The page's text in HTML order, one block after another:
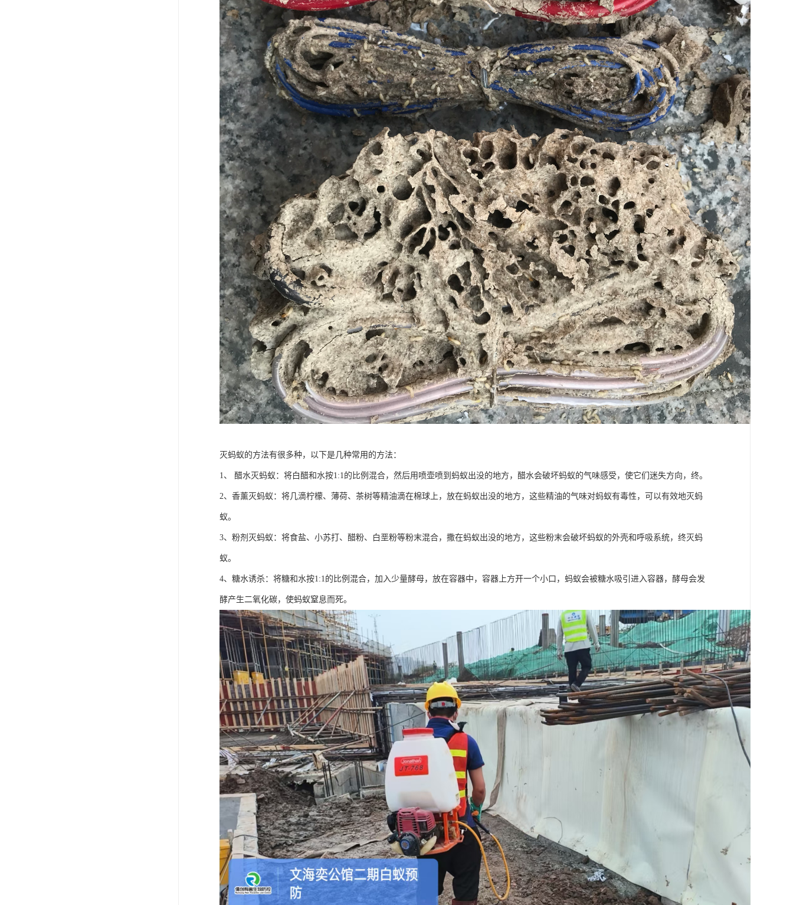
灭蚂蚁的方法有很多种，以下是几种常用的方法：
1、 醋水灭蚂蚁：将白醋和水按1:1的比例混合，然后用喷壶喷到蚂蚁出没的地方，醋水会破坏蚂蚁的气味感受，使它们迷失方向，终。
2、香薰灭蚂蚁：将几滴柠檬、薄荷、茶树等精油滴在棉球上，放在蚂蚁出没的地方，这些精油的气味对蚂蚁有毒性，可以有效地灭蚂
蚁。
3、粉剂灭蚂蚁：将食盐、小苏打、醋粉、白垩粉等粉末混合，撒在蚂蚁出没的地方，这些粉末会破坏蚂蚁的外壳和呼吸系统，终灭蚂
蚁。
4、糖水诱杀：将糖和水按1:1的比例混合，加入少量酵母，放在容器中，容器上方开一个小口，蚂蚁会被糖水吸引进入容器，酵母会发
酵产生二氧化碳，使蚂蚁窒息而死。